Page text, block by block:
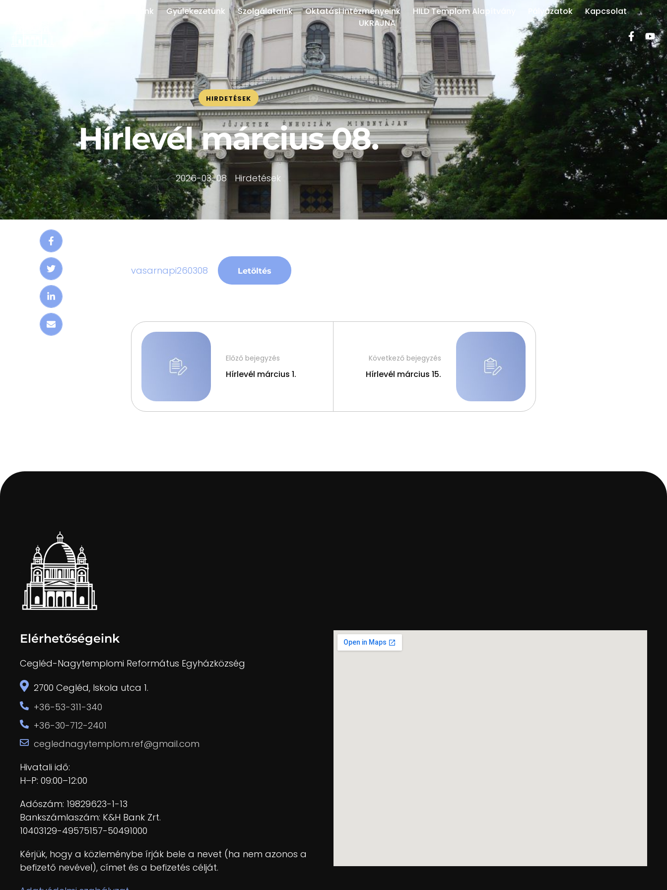
Rólunk Gyülekezetünk Szolgálataink Oktatási intézményeink HILD Templom Alapítvány Pályázatok
Kapcsolat
UKRAJNA
HIRDETÉSEK
Hírlevél március 08.
2026-03-08 Hirdetések
vasarnapi260308 Letöltés
Előző bejegyzés
Hírlevél március 1.
Következő bejegyzés
Hírlevél március 15.
Elérhetőségeink
Cegléd-Nagytemplomi Református Egyházközség
2700 Cegléd, Iskola utca 1.
+36-53-311-340
+36-30-712-2401
ceglednagytemplom.ref@gmail.com
Hivatali idő:
H–P: 09:00–12:00
Adószám: 19829623-1-13
Bankszámlaszám: K&H Bank Zrt.
10403129-49575157-50491000
Kérjük, hogy a közleménybe írják bele a nevet (ha nem azonos a
befizető nevével), címet és a befizetés célját.